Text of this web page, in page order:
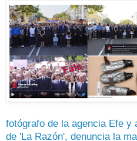
fotógrafo de la agencia Efe y
de 'La Razón', denuncia la